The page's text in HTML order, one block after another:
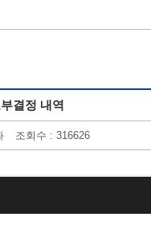
결정 내역
조회수 : 316626